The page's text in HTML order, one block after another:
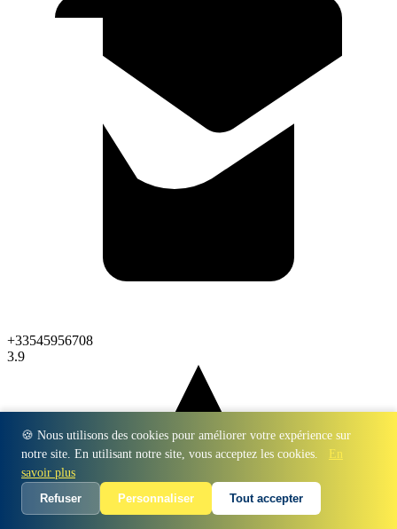
🍪 Nous utilisons des cookies pour améliorer votre expérience sur
notre site. En utilisant notre site, vous acceptez les cookies.
En
savoir plus
Refuser
Personnaliser Tout accepter
+33545956708
3.9